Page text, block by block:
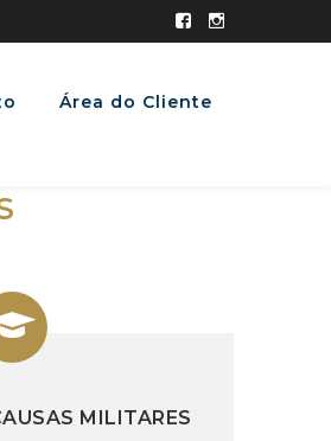
Facebook
Instagram
Área do Cliente
MILITARES